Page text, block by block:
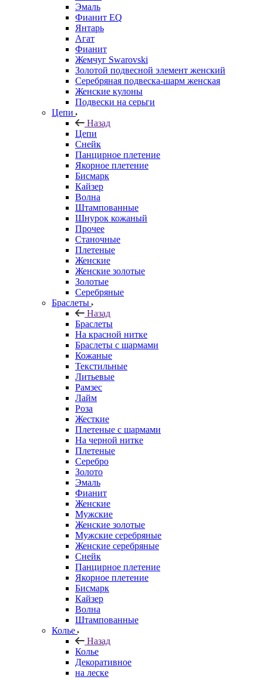
Эмаль
Фианит EQ
Янтарь
Агат
Фианит
Жемчуг Swarovski
Золотой подвесной элемент женcкий
Серебряная подвеска-шарм женская
Женские кулоны
Подвески на серьги
Цепи
Назад
Цепи
Снейк
Панцирное плетение
Якорное плетение
Бисмарк
Кайзер
Волна
Штампованные
Шнурок кожаный
Прочее
Станочные
Плетеные
Женские
Женские золотые
Золотые
Серебряные
Браслеты
Назад
Браслеты
На красной нитке
Браслеты с шармами
Кожаные
Текстильные
Литьевые
Рамзес
Лайм
Роза
Жесткие
Плетеные с шармами
На черной нитке
Плетеные
Серебро
Золото
Эмаль
Фианит
Женские
Мужские
Женские золотые
Мужские серебряные
Женские серебряные
Снейк
Панцирное плетение
Якорное плетение
Бисмарк
Кайзер
Волна
Штампованные
Колье
Назад
Колье
Декоративное
на леске